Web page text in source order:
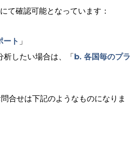
て確認可能となっています：
ト 」
したい場合は、「 b. 各国毎のプラ
合せは下記のようなものになりま